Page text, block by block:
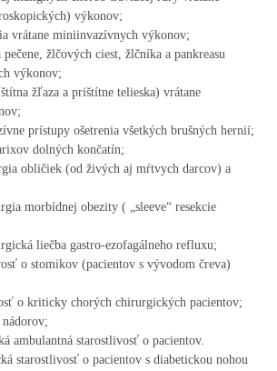
výkonov;
vrátane miniinvazívnych výkonov;
žlčových ciest, žlčníka a pankreasu
výkonov;
žľaza a prištítne telieska) vrátane
prístupy ošetrenia všetkých brušných hernií;
dolných končatín;
obličiek (od živých aj mŕtvych darcov) a
morbídnej obezity ( „sleeve“ resekcie
liečba gastro-ezofagálneho refluxu;
o stomikov (pacientov s vývodom čreva)
o kriticky chorých chirurgických pacientov;
ambulantná starostlivosť o pacientov.
starostlivosť o pacientov s diabetickou nohou